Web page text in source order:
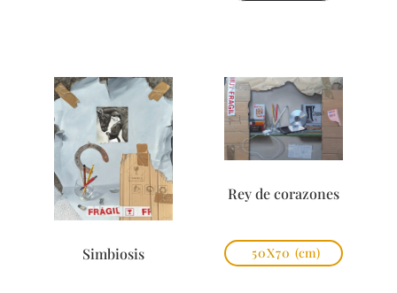
Simbiosis
Rey de corazones
50X70 (cm)